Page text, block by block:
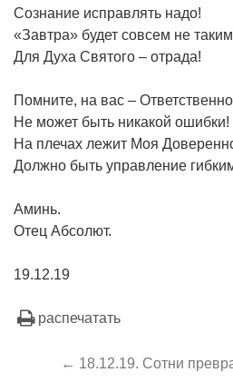
Сознание исправлять надо!
«Завтра» будет совсем не
Для Духа Святого – отрада!
Помните, на вас –
Не может быть никакой ошибки!
На плечах лежит Моя
Должно быть управление
Аминь.
Отец Абсолют.
19.12.19
распечатать
← 18.12.19. Сотни